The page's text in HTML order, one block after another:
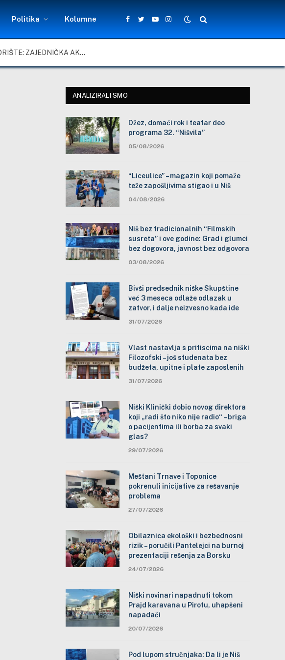
Politika Kolumne
Facebook
TwitterYouTubeInstagram
ZA LEPŠE I BEZBEDNIJE ŠKOLSKO DVORIŠTE: ZAJEDNIČKA AKCIJA MEŠTANA, NASTAVNIKA I ĐAKA U SELU VLASE KOD VRANJA
ANALIZIRALI SMO
Džez, domaći rok i teatar deo
programa 32. “Nišvila”
05/08/2026
“Liceulice” – magazin koji pomaže
teže zapošljivima stigao i u Niš
04/08/2026
Niš bez tradicionalnih “Filmskih
susreta” i ove godine: Grad i glumci
bez dogovora, javnost bez odgovora
03/08/2026
Bivši predsednik niške Skupštine
već 3 meseca odlaže odlazak u
zatvor, i dalje neizvesno kada ide
31/07/2026
Vlast nastavlja s pritiscima na niški
Filozofski – još studenata bez
budžeta, upitne i plate zaposlenih
31/07/2026
Niški Klinički dobio novog direktora
koji „radi što niko nije radio“ – briga
o pacijentima ili borba za svaki
glas?
29/07/2026
Meštani Trnave i Toponice
pokrenuli inicijative za rešavanje
problema
27/07/2026
Obilaznica ekološki i bezbednosni
rizik – poručili Pantelejci na burnoj
prezentaciji rešenja za Borsku
24/07/2026
Niški novinari napadnuti tokom
Prajd karavana u Pirotu, uhapšeni
napadači
20/07/2026
Pod lupom stručnjaka: Da li je Niš